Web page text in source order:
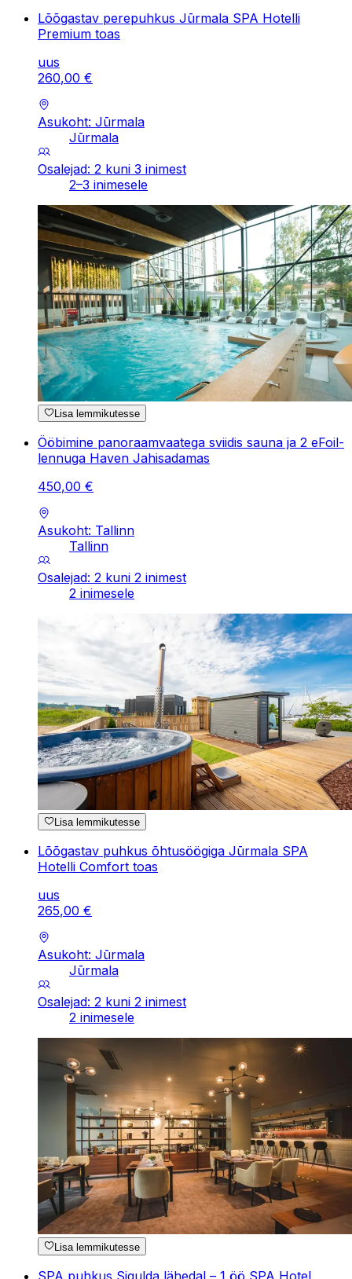
Lõõgastav perepuhkus Jūrmala SPA Hotelli
Premium toas
uus
260,00 €
Asukoht: Jūrmala
Jūrmala
Osalejad: 2 kuni 3 inimest
2–3 inimesele
Lisa lemmikutesse
Ööbimine panoraamvaatega sviidis sauna ja 2 eFoil-
lennuga Haven Jahisadamas
450,00 €
Asukoht: Tallinn
Tallinn
Osalejad: 2 kuni 2 inimest
2 inimesele
Lisa lemmikutesse
Lõõgastav puhkus õhtusöögiga Jūrmala SPA
Hotelli Comfort toas
uus
265,00 €
Asukoht: Jūrmala
Jūrmala
Osalejad: 2 kuni 2 inimest
2 inimesele
Lisa lemmikutesse
SPA puhkus Sigulda lähedal – 1 öö SPA Hotel